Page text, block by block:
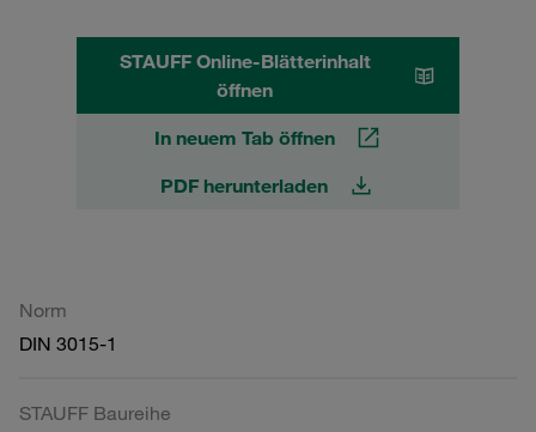
STAUFF Online-Blätterinhalt
öffnen
In neuem Tab öffnen
PDF herunterladen
Norm
DIN 3015-1
STAUFF Baureihe